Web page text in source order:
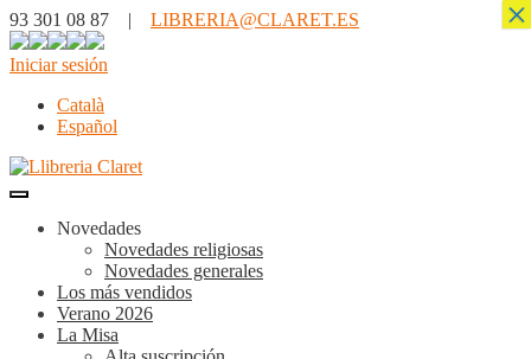
93 301 08 87 | LIBRERIA@CLARET.ES
Iniciar sesión
Català
Español
Novedades
Novedades religiosas
Novedades generales
Los más vendidos
Verano 2026
La Misa
×